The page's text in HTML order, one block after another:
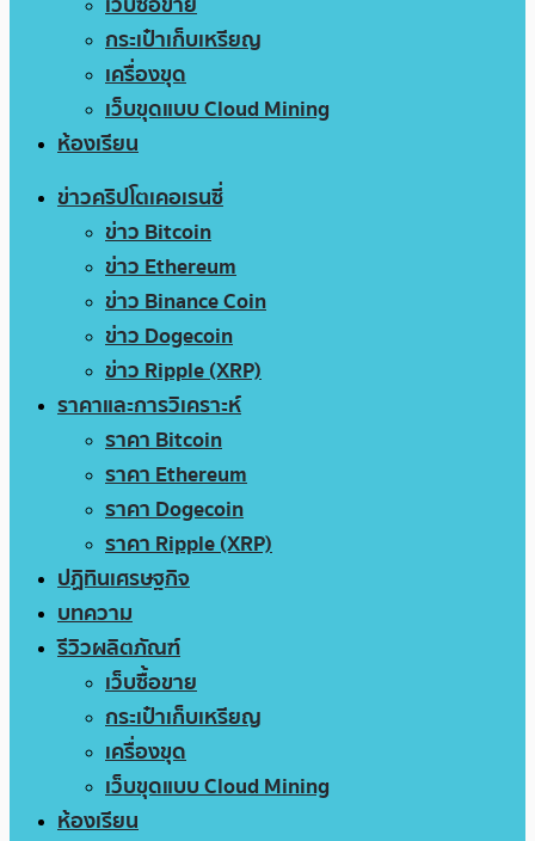
กระเป๋าเก็บเหรียญ
เครื่องขุด
เว็บขุดแบบ Cloud Mining
ห้องเรียน
ข่าวคริปโตเคอเรนซี่
ข่าว Bitcoin
ข่าว Ethereum
ข่าว Binance Coin
ข่าว Dogecoin
ข่าว Ripple (XRP)
ราคาและการวิเคราะห์
ราคา Bitcoin
ราคา Ethereum
ราคา Dogecoin
ราคา Ripple (XRP)
ปฏิทินเศรษฐกิจ
บทความ
รีวิวผลิตภัณฑ์
เว็บซื้อขาย
กระเป๋าเก็บเหรียญ
เครื่องขุด
เว็บขุดแบบ Cloud Mining
ห้องเรียน